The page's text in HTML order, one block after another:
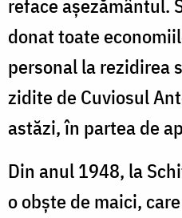
reface aşezământul.
donat toate
personal la rezidirea
zidite de Cuviosul
astăzi, în partea de
Din anul 1948, la
o obşte de maici,